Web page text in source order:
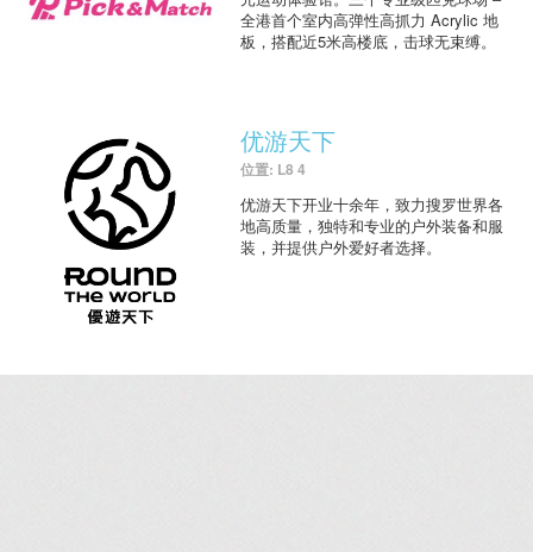
全港首个室内高弹性高抓力 Acrylic 地
板，搭配近5米高楼底，击球无束缚。
优游天下
位置: L8 4
优游天下开业十余年，致力搜罗世界各
地高质量，独特和专业的户外装备和服
装，并提供户外爱好者选择。